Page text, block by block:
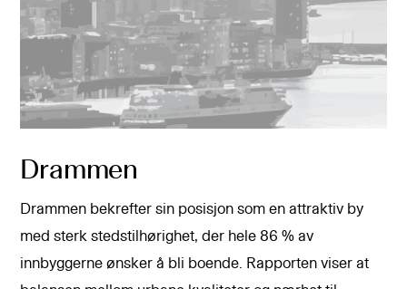
Drammen
Drammen bekrefter sin posisjon som en attraktiv by
med sterk stedstilhørighet, der hele 86 % av
innbyggerne ønsker å bli boende. Rapporten viser at